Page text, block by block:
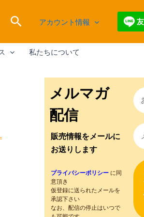
検
索
アカウント情報
私たちについて
メルマガ
配信
販売情報をメールに
お送りします
プライバシーポリシー に同
意頂き
仮登録に送られたメールを
承認下さい
なお、配信の停止はいつで
別
ー
を
読
み
込